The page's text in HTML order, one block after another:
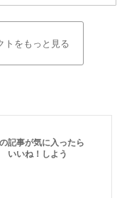
トをもっと見る
記事が気に入ったら
いいね！しよう